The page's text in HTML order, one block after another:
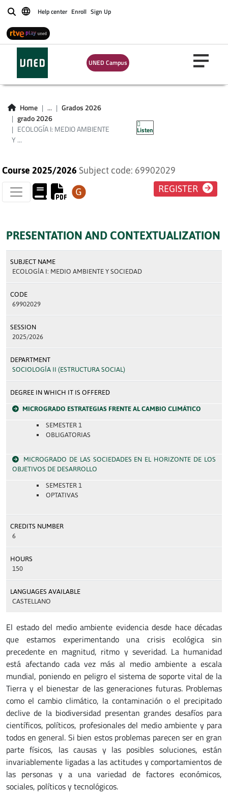
BuscarHelp center Enroll Sign Up
UNED Campus
Home ...
Grados 2026
grado 2026
ECOLOGÍA I: MEDIO AMBIENTE
Y ...
Listen
ECOLOGÍA I: MEDIO
AMBIENTE Y
SOCIEDAD
Course 2025/2026 Subject code: 69902029
REGISTER
PRESENTATION AND CONTEXTUALIZATION
SUBJECT NAME
ECOLOGÍA I: MEDIO AMBIENTE Y SOCIEDAD
CODE
69902029
SESSION
2025/2026
DEPARTMENT
SOCIOLOGÍA II (ESTRUCTURA SOCIAL)
DEGREE IN WHICH IT IS OFFERED
MICROGRADO ESTRATEGIAS FRENTE AL CAMBIO CLIMÁTICO
SEMESTER 1
OBLIGATORIAS
MICROGRADO DE LAS SOCIEDADES EN EL HORIZONTE DE LOS
OBJETIVOS DE DESARROLLO
SEMESTER 1
OPTATIVAS
CREDITS NUMBER
6
HOURS
150
LANGUAGES AVAILABLE
CASTELLANO
El estado del medio ambiente evidencia desde hace décadas
que estamos experimentando una crisis ecológica sin
precedente en magnitud, ritmo y severidad. La humanidad
está afectando cada vez más al medio ambiente a escala
mundial, poniendo en peligro el sistema de soporte vital de la
Tierra y el bienestar de las generaciones futuras. Problemas
como el cambio climático, la contaminación o el precipitado
declive de la biodiversidad presentan grandes desafíos para
científicos, políticos, profesionales del medio ambiente y para
todos en general. Si bien estos problemas parecen ser en gran
parte físicos, las causas y las posibles soluciones, están
invariablemente ligadas a las actitudes y comportamientos de
las personas y a una variedad de factores económicos,
sociales, políticos y tecnológicos.